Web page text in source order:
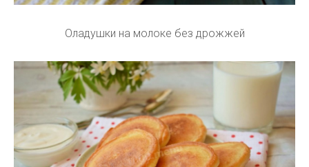
Оладушки на молоке без дрожжей